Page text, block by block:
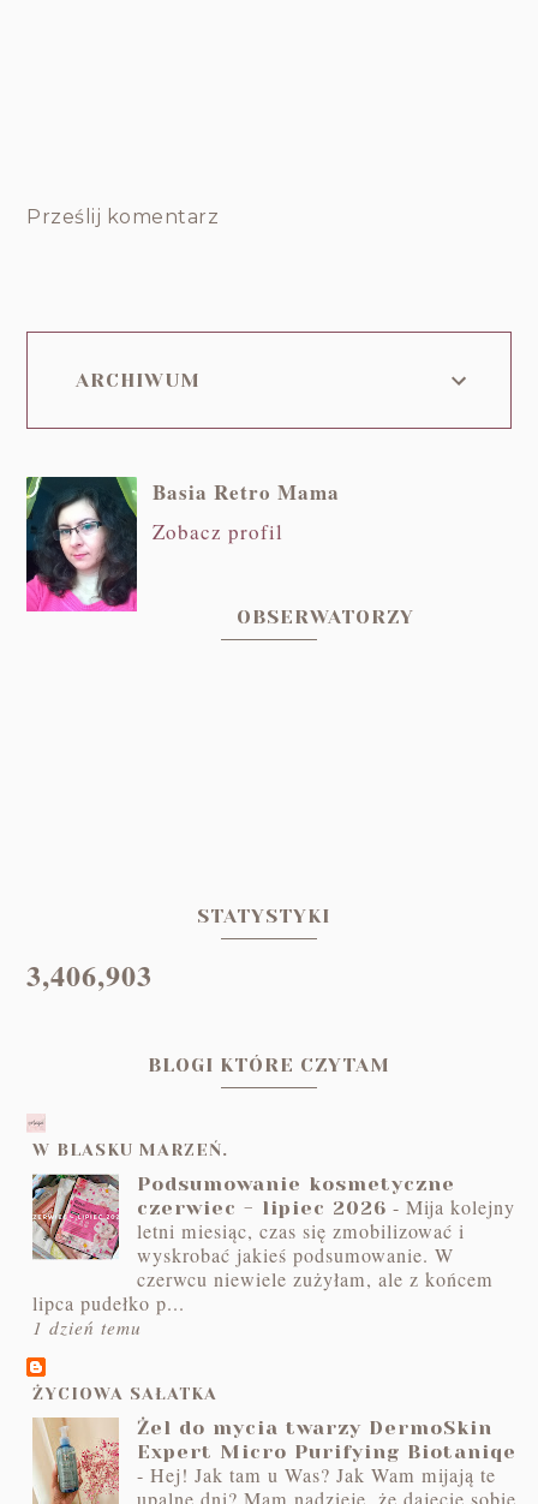
Prześlij komentarz
ARCHIWUM
Basia Retro Mama
Zobacz profil
OBSERWATORZY
STATYSTYKI
3,406,903
BLOGI KTÓRE CZYTAM
W BLASKU MARZEŃ.
Podsumowanie kosmetyczne
czerwiec - lipiec 2026 -Mija kolejny
letni miesiąc, czas się zmobilizować i
wyskrobać jakieś podsumowanie. W
czerwcu niewiele zużyłam, ale z końcem
lipca pudełko p...
1 dzień temu
ŻYCIOWA SAŁATKA
Żel do mycia twarzy DermoSkin
Expert Micro Purifying Biotaniqe
-Hej! Jak tam u Was? Jak Wam mijają te